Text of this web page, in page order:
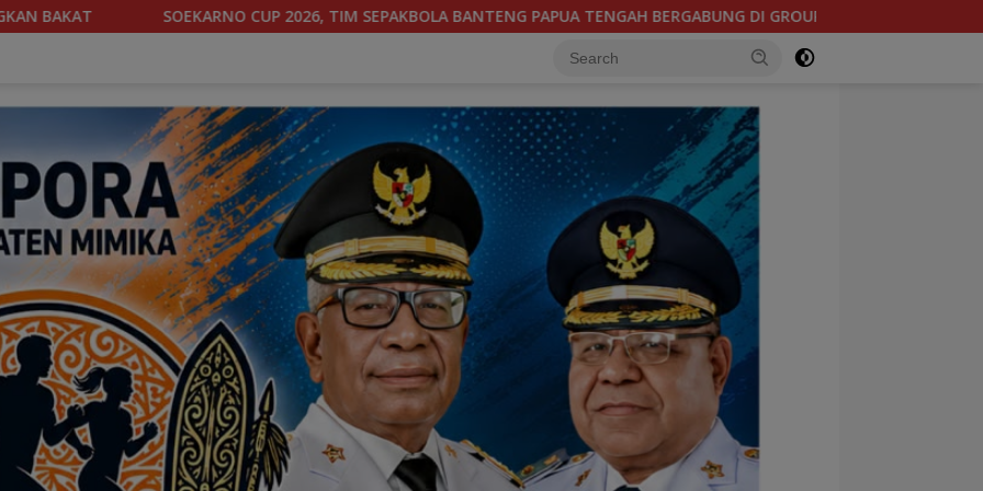
TIM SEPAKBOLA BANTENG PAPUA TENGAH BERGABUNG DI GROUP B, BERSAMA SULAWESI SELATAN, KALIMANTAN TIMUR DAN DIY